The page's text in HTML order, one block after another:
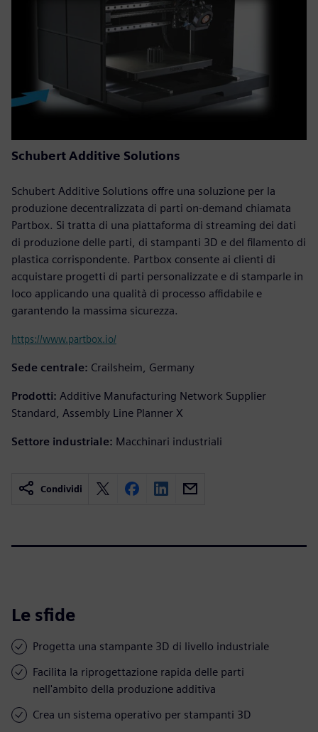
Schubert Additive Solutions
Schubert Additive Solutions offre una soluzione per la
produzione decentralizzata di parti on-demand chiamata
Partbox. Si tratta di una piattaforma di streaming dei dati
di produzione delle parti, di stampanti 3D e del filamento di
plastica corrispondente. Partbox consente ai clienti di
acquistare progetti di parti personalizzate e di stamparle in
loco applicando una qualità di processo affidabile e
garantendo la massima sicurezza.
https://www.partbox.io/
Sede centrale: Crailsheim, Germany
Prodotti: Additive Manufacturing Network Supplier
Standard, Assembly Line Planner X
Settore industriale: Macchinari industriali
Condividi
Le sfide
Progetta una stampante 3D di livello industriale
Facilita la riprogettazione rapida delle parti
nell'ambito della produzione additiva
Crea un sistema operativo per stampanti 3D